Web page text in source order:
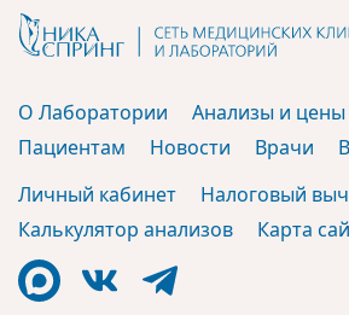
О Лаборатории Анализы и цены
Пациентам
Новости Врачи
Личный кабинет
Налоговый
Калькулятор анализов
Карта